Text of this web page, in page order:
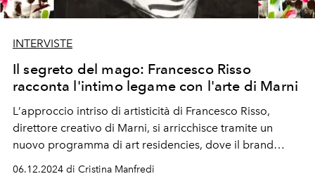
INTERVISTE
Il segreto del mago: Francesco Risso
racconta l'intimo legame con l'arte di Marni
L’approccio intriso di artisticità di Francesco Risso,
direttore creativo di Marni, si arricchisce tramite un
nuovo programma di art residencies, dove il brand
ospiterà figure alternative e molto diverse tra loro.
06.12.2024 di Cristina Manfredi